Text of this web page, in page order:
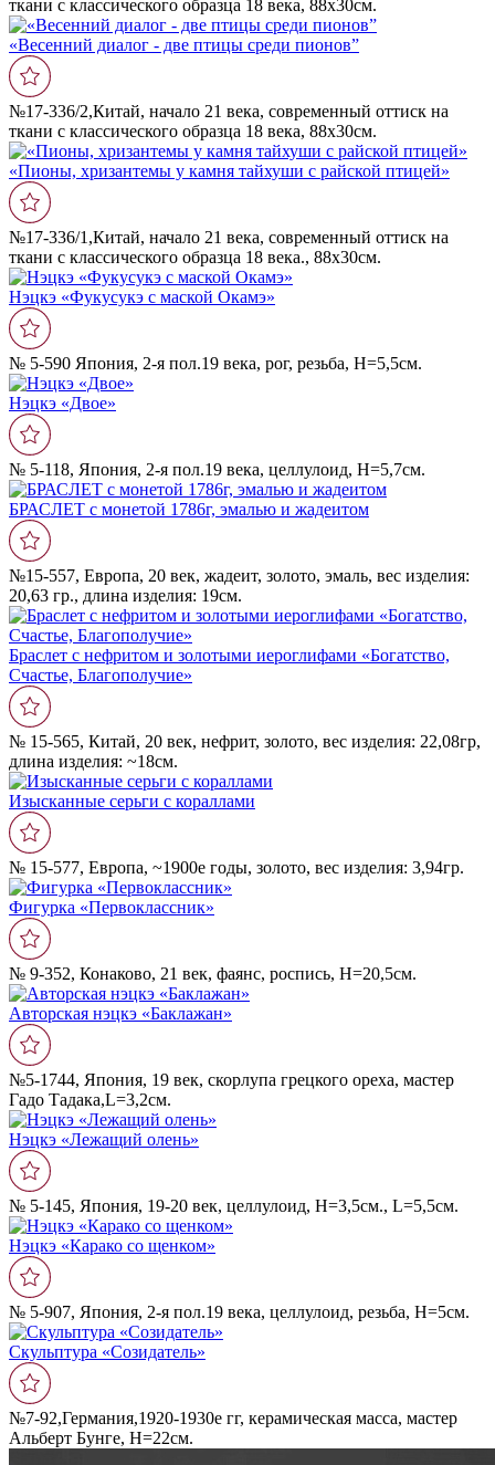
ткани с классического образца 18 века, 88х30см.
«Весенний диалог - две птицы среди пионов”
№17-336/2,Китай, начало 21 века, современный оттиск на
ткани с классического образца 18 века, 88х30см.
«Пионы, хризантемы у камня тайхуши с райской птицей»
№17-336/1,Китай, начало 21 века, современный оттиск на
ткани с классического образца 18 века., 88х30см.
Нэцкэ «Фукусукэ с маской Окамэ»
№ 5-590 Япония, 2-я пол.19 века, рог, резьба, Н=5,5см.
Нэцкэ «Двое»
№ 5-118, Япония, 2-я пол.19 века, целлулоид, Н=5,7см.
БРАСЛЕТ с монетой 1786г, эмалью и жадеитом
№15-557, Европа, 20 век, жадеит, золото, эмаль, вес изделия:
20,63 гр., длина изделия: 19см.
Браслет с нефритом и золотыми иероглифами «Богатство,
Счастье, Благополучие»
№ 15-565, Китай, 20 век, нефрит, золото, вес изделия: 22,08гр,
длина изделия: ~18см.
Изысканные серьги с кораллами
№ 15-577, Европа, ~1900е годы, золото, вес изделия: 3,94гр.
Фигурка «Первоклассник»
№ 9-352, Конаково, 21 век, фаянс, роспись, Н=20,5см.
Авторская нэцкэ «Баклажан»
№5-1744, Япония, 19 век, скорлупа грецкого ореха, мастер
Гадо Тадака,L=3,2см.
Нэцкэ «Лежащий олень»
№ 5-145, Япония, 19-20 век, целлулоид, Н=3,5см., L=5,5см.
Нэцкэ «Карако со щенком»
№ 5-907, Япония, 2-я пол.19 века, целлулоид, резьба, Н=5см.
Скульптура «Созидатель»
№7-92,Германия,1920-1930е гг, керамическая масса, мастер
Альберт Бунге, Н=22см.